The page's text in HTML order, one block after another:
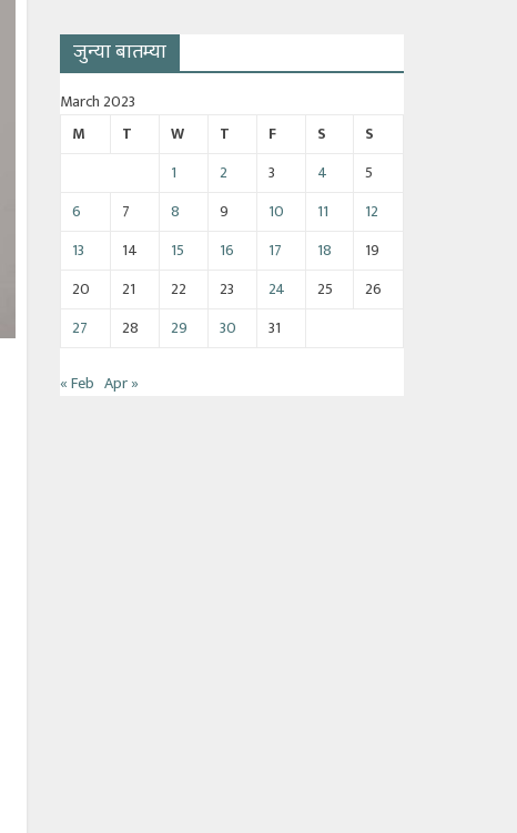
जुन्या बातम्या
March 2023
M
T W T F S
S
1
2 3 4
5
6
7 8 9 10 11
12
13
14 15 16 17 18
19
20
21 22 23 24 25
26
27
28 29 30 31
« Feb Apr »